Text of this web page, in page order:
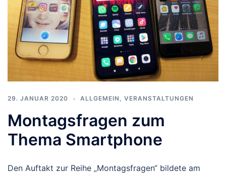
29. JANUAR 2020 ALLGEMEIN , VERANSTALTUNGEN
Montagsfragen zum
Thema Smartphone
Den Auftakt zur Reihe „Montagsfragen“ bildete am